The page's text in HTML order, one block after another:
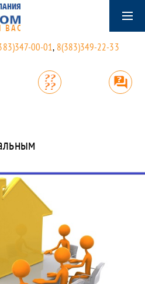
00-01, 8(383)349-22-33